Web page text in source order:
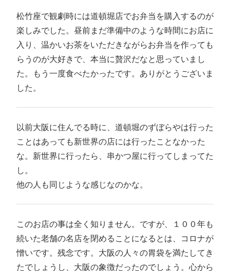
松竹座で観劇時には道頓堀店でお弁当を購入するのが
楽しみでした。昼前まだ準備中のような時間にお店に
入り、温かいお茶をいただきながらお弁当を作っても
らうのが大好きで、本当に贅沢だなと思っていまし
た。もう一度食べたかったです。ありがとうございま
した。
以前大阪に住んでる時に、道頓堀のずぼらやは行った
ことはあっても新世界の店には行ったことなかった
な。新世界に行ったら、串かつ屋に行ってしまってた
し。
他の人も同じような感じなのかな。
このお店の事は全く知りません。ですが、１００年も
続いた老舗の名店を閉めることになるとは、コロナが
憎いです。残念です。大阪の人々の胃袋を満たしてき
たでしょうし、大阪の象徴だったのでしょう。心から